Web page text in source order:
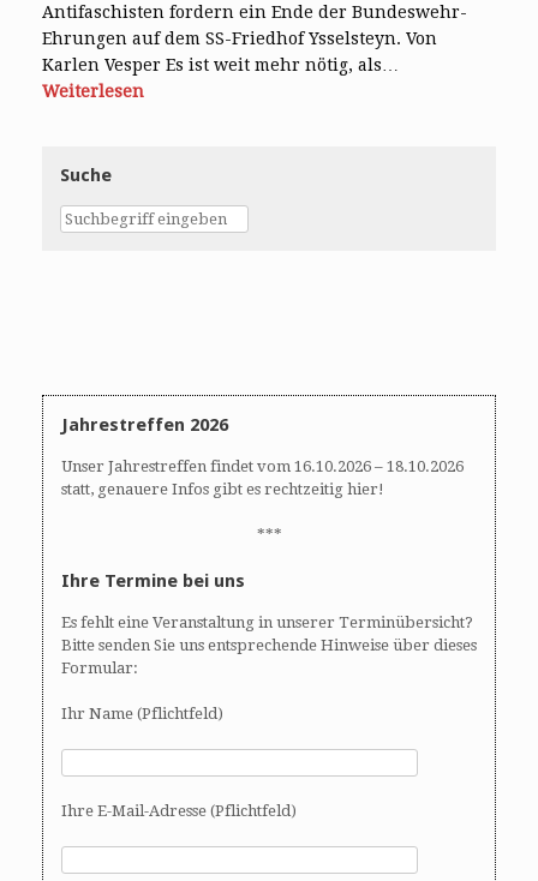
Antifaschisten fordern ein Ende der Bundeswehr-
Ehrungen auf dem SS-Friedhof Ysselsteyn. Von
Karlen Vesper Es ist weit mehr nötig, als…
Weiterlesen
Suche
Jahrestreffen 2026
Unser Jahrestreffen findet vom 16.10.2026 – 18.10.2026
statt, genauere Infos gibt es rechtzeitig hier!
***
Ihre Termine bei uns
Es fehlt eine Veranstaltung in unserer Terminübersicht?
Bitte senden Sie uns entsprechende Hinweise über dieses
Formular:
Ihr Name (Pflichtfeld)
Ihre E-Mail-Adresse (Pflichtfeld)